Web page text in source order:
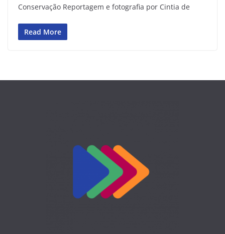
Conservação Reportagem e fotografia por Cintia de
Read More